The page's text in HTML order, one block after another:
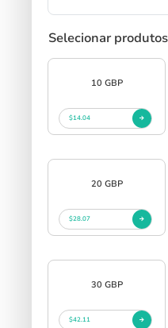
Selecionar
10 GBP
$14.04
20 GBP
$28.07
30 GBP
$42.11